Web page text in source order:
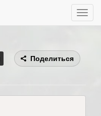
Toggle
Поделиться